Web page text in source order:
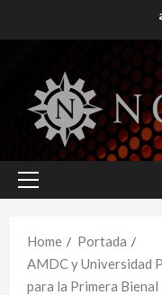
to
Primary
Home
Portada
AMDC y Universidad
para la Primera